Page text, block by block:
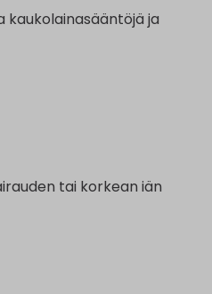
kaukolainasääntöjä ja
tai korkean iän